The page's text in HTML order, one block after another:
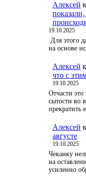
Алексей к
19.10.2025
Для этого
на основе
Алексей к
что с
19.10.2025
Отчасти
сытости во
прекратить
Алексей к
августе
19.10.2025
Чеканку
на
усиленно